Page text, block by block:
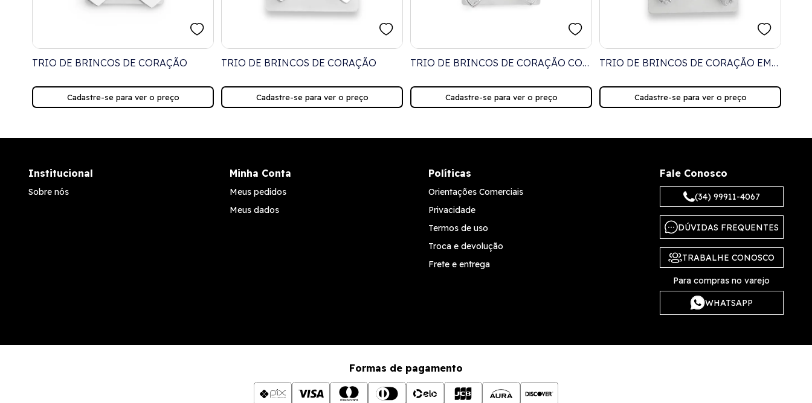
TRIO DE BRINCOS DE CORAÇÃO
Cadastre-se para ver o preço
TRIO DE BRINCOS DE CORAÇÃO
Cadastre-se para ver o preço
TRIO DE BRINCOS DE CORAÇÃO COM
Cadastre-se para ver o preço
TRIO DE BRINCOS DE CORAÇÃO EM
Cadastre-se para ver o preço
Institucional
Sobre nós
Minha Conta
Meus pedidos
Meus dados
Políticas
Orientações Comerciais
Privacidade
Termos de uso
Troca e devolução
Frete e entrega
Fale Conosco
(34) 99911-4067
DÚVIDAS FREQUENTES
TRABALHE CONOSCO
Para compras no varejo
WHATSAPP
Formas de pagamento